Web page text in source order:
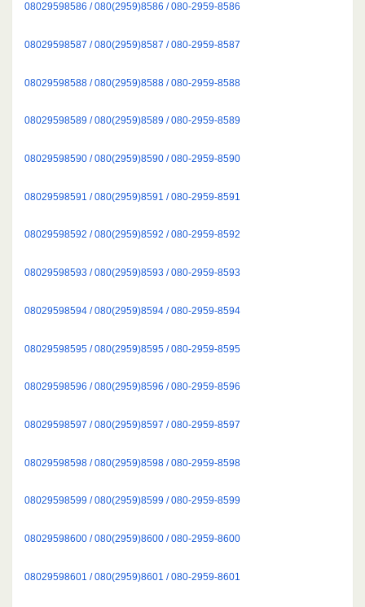
08029598586 / 080(2959)8586 / 080-2959-8586
08029598587 / 080(2959)8587 / 080-2959-8587
08029598588 / 080(2959)8588 / 080-2959-8588
08029598589 / 080(2959)8589 / 080-2959-8589
08029598590 / 080(2959)8590 / 080-2959-8590
08029598591 / 080(2959)8591 / 080-2959-8591
08029598592 / 080(2959)8592 / 080-2959-8592
08029598593 / 080(2959)8593 / 080-2959-8593
08029598594 / 080(2959)8594 / 080-2959-8594
08029598595 / 080(2959)8595 / 080-2959-8595
08029598596 / 080(2959)8596 / 080-2959-8596
08029598597 / 080(2959)8597 / 080-2959-8597
08029598598 / 080(2959)8598 / 080-2959-8598
08029598599 / 080(2959)8599 / 080-2959-8599
08029598600 / 080(2959)8600 / 080-2959-8600
08029598601 / 080(2959)8601 / 080-2959-8601